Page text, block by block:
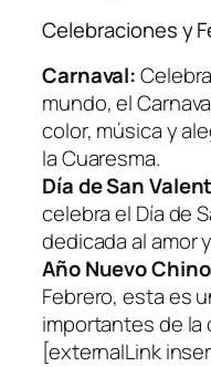
Celebraciones y
Carnaval:
mundo, el
color, música y
la Cuaresma.
Día de San
celebra el Día de
dedicada al amor
Año Nuevo
Febrero, esta es
importantes de la
[externalLink